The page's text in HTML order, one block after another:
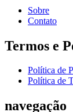
Sobre
Contato
Termos e
Política de
Política de
navegação